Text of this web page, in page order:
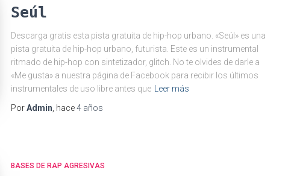
Seúl
Descarga gratis esta pista gratuita de hip-hop urbano. «Seúl» es una
pista gratuita de hip-hop urbano, futurista. Este es un instrumental
ritmado de hip-hop con sintetizador, glitch. No te olvides de darle a
«Me gusta» a nuestra página de Facebook para recibir los últimos
instrumentales de uso libre antes que
Leer más
PorAdmin , hace4 años
BASES DE RAP AGRESIVAS